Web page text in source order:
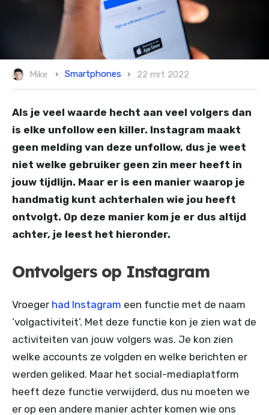
Mike Smartphones 22 mrt 2022
Als je veel waarde hecht aan veel volgers dan
is elke unfollow een killer. Instagram maakt
geen melding van deze unfollow, dus je weet
niet welke gebruiker geen zin meer heeft in
jouw tijdlijn. Maar er is een manier waarop je
handmatig kunt achterhalen wie jou heeft
ontvolgt. Op deze manier kom je er dus altijd
achter, je leest het hieronder.
Ontvolgers op Instagram
Vroeger had Instagram een functie met de naam
‘volgactiviteit’. Met deze functie kon je zien wat de
activiteiten van jouw volgers was. Je kon zien
welke accounts ze volgden en welke berichten er
werden geliked. Maar het social-mediaplatform
heeft deze functie verwijderd, dus nu moeten we
er op een andere manier achter komen wie ons